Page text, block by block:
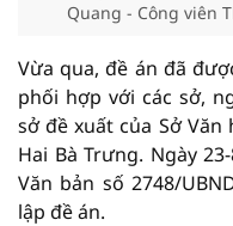
Quang - Công viên
Vừa qua, đề án đã
phối hợp với các sở,
sở đề xuất của Sở Văn
Hai Bà Trưng. Ngày
Văn bản số 2748/
lập đề án.